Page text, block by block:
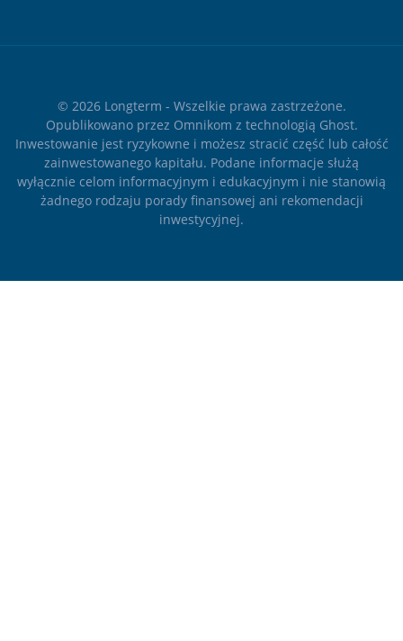
© 2026 Longterm - Wszelkie prawa zastrzeżone.
Opublikowano przez Omnikom z technologią Ghost.
Inwestowanie jest ryzykowne i możesz stracić część lub całość
zainwestowanego kapitału. Podane informacje służą
wyłącznie celom informacyjnym i edukacyjnym i nie stanowią
żadnego rodzaju porady finansowej ani rekomendacji
inwestycyjnej.